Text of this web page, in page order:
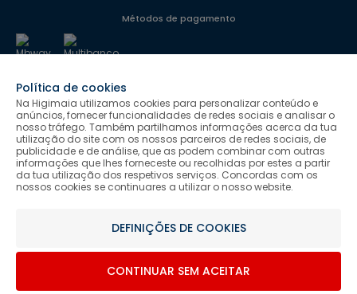
Métodos de pagamento
Siga-nos
Salvo indicação de contrário as promoções apresentadas são
Higimaia © 2026 Todos os direitos reservados. Designed & Developed
Política de cookies
Na Higimaia utilizamos cookies para personalizar conteúdo e
anúncios, fornecer funcionalidades de redes sociais e analisar o
nosso tráfego. Também partilhamos informações acerca da tua
utilização do site com os nossos parceiros de redes sociais, de
publicidade e de análise, que as podem combinar com outras
informações que lhes forneceste ou recolhidas por estes a partir
da tua utilização dos respetivos serviços. Concordas com os
nossos cookies se continuares a utilizar o nosso website.
DEFINIÇÕES DE COOKIES
CONTINUAR SEM ACEITAR